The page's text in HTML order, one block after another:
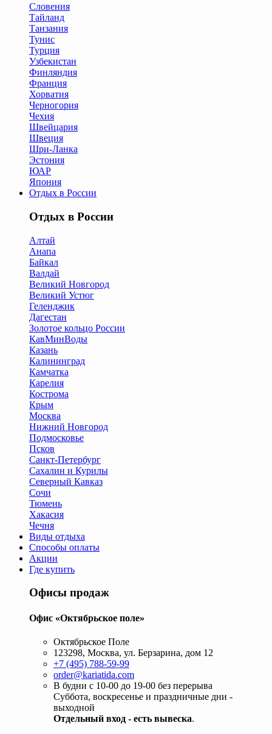
Словения
Тайланд
Танзания
Тунис
Турция
Узбекистан
Финляндия
Франция
Хорватия
Черногория
Чехия
Швейцария
Швеция
Шри-Ланка
Эстония
ЮАР
Япония
Отдых в России
Отдых в России
Алтай
Анапа
Байкал
Валдай
Великий Новгород
Великий Устюг
Геленджик
Дагестан
Золотое кольцо России
КавМинВоды
Казань
Калининград
Камчатка
Карелия
Кострома
Крым
Москва
Нижний Новгород
Подмосковье
Псков
Санкт-Петербург
Сахалин и Курилы
Северный Кавказ
Сочи
Тюмень
Хакасия
Чечня
Виды отдыха
Способы оплаты
Акции
Где купить
Офисы продаж
Офис «Октябрьское поле»
Октябрьское Поле
123298, Москва, ул. Берзарина, дом 12
+7 (495) 788-59-99
order@kariatida.com
В будни с 10-00 до 19-00 без перерыва
Суббота, воскресенье и праздничные дни -
выходной
Отдельный вход - есть вывеска.